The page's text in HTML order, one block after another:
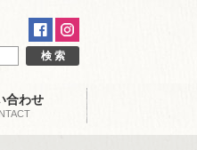
合わせ